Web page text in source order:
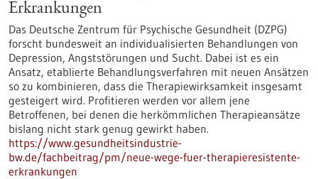
Erkrankungen
Das Deutsche Zentrum für Psychische Gesundheit (DZPG)
forscht bundesweit an individualisierten Behandlungen von
Depression, Angststörungen und Sucht. Dabei ist es ein
Ansatz, etablierte Behandlungsverfahren mit neuen Ansätzen
so zu kombinieren, dass die Therapiewirksamkeit insgesamt
gesteigert wird. Profitieren werden vor allem jene
Betroffenen, bei denen die herkömmlichen Therapieansätze
bislang nicht stark genug gewirkt haben.
https://www.gesundheitsindustrie-
bw.de/fachbeitrag/pm/neue-wege-fuer-therapieresistente-
erkrankungen